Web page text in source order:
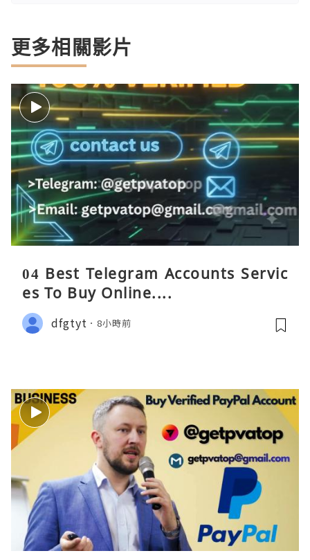
更多相關影片
04 Best Telegram Accounts Servic
es To Buy Online....
dfgtyt 8小時前